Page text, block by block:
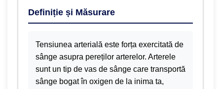
Definiție și Măsurare
Tensiunea arterială este forța exercitată de
sânge asupra pereților arterelor. Arterele
sunt un tip de vas de sânge care transportă
sânge bogat în oxigen de la inima ta,